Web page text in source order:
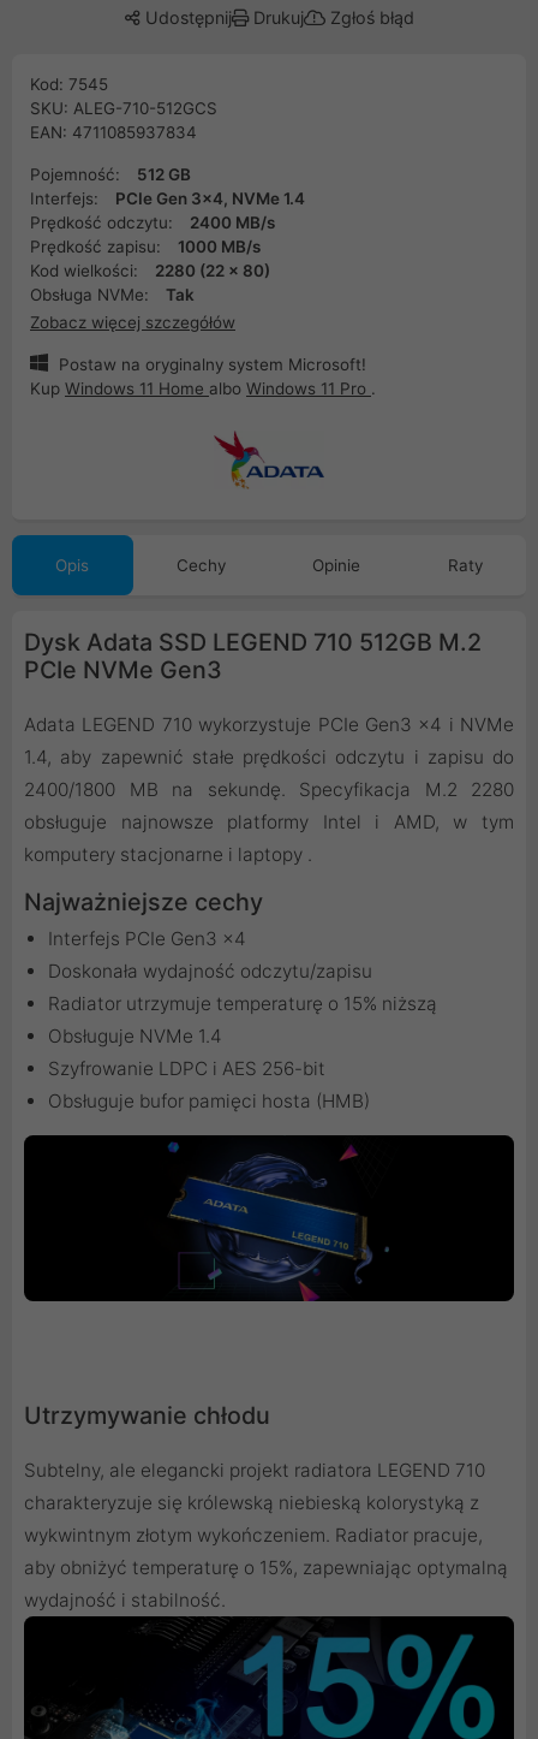
Udostępnij Drukuj Zgłoś błąd
Kod: 7545
SKU: ALEG-710-512GCS
EAN: 4711085937834
Pojemność:
512 GB
Interfejs:
PCIe Gen 3x4, NVMe 1.4
Prędkość odczytu:
2400 MB/s
Prędkość zapisu:
1000 MB/s
Kod wielkości:
2280 (22 x 80)
Obsługa NVMe:
Tak
Zobacz więcej szczegółów
Postaw na oryginalny system Microsoft!
Kup Windows 11 Home albo Windows 11 Pro .
Opis Cechy Opinie Raty
Dysk Adata SSD LEGEND 710 512GB M.2
PCIe NVMe Gen3
Adata LEGEND 710 wykorzystuje PCIe Gen3 x4 i NVMe
1.4, aby zapewnić stałe prędkości odczytu i zapisu do
2400/1800 MB na sekundę. Specyfikacja M.2 2280
obsługuje najnowsze platformy Intel i AMD, w tym
komputery stacjonarne i laptopy .
Najważniejsze cechy
Interfejs PCIe Gen3 x4
Doskonała wydajność odczytu/zapisu
Radiator utrzymuje temperaturę o 15% niższą
Obsługuje NVMe 1.4
Szyfrowanie LDPC i AES 256-bit
Obsługuje bufor pamięci hosta (HMB)
Utrzymywanie chłodu
Subtelny, ale elegancki projekt radiatora LEGEND 710
charakteryzuje się królewską niebieską kolorystyką z
wykwintnym złotym wykończeniem. Radiator pracuje,
aby obniżyć temperaturę o 15%, zapewniając optymalną
wydajność i stabilność.